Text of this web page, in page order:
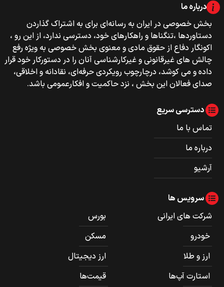
درباره ما
بخش خصوصی‌‌ در ایران به رسانه‌ای برای به اشتراک گذاردن
دستاوردها ،تنگناها و راهکارهای خود، دسترسی ندارد، از این رو ،
اکونگار دفاع از حقوق مادی و معنوی بخش خصوصی به ویژه رفع
چالش های غیرقانونی و غیرکارشناسی آنان را در دستورکار خود قرار
داده و می کوشد، درچارچوب رویکردی حرفه‌ای، نقادانه و اخلاقی،
صدای فعالان این بخش ، نزد حاکمیت و افکارعمومی باشد.
دسترسی سریع
تماس با ما
درباره ما
آرشیو
سرویس ها
شرکت های ایرانی
بورس
خودرو
مسکن
ارز و طلا
ارز دیجیتال
استارت آپ‌ها
قیمت‌ها